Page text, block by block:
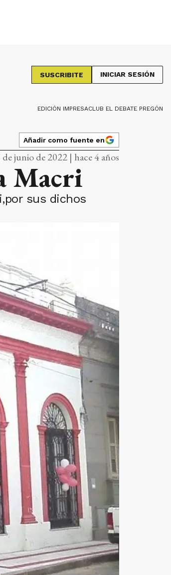
SUSCRIBITE INICIAR SESIÓN
EDICIÓN IMPRESACLUB EL DEBATE PREGÓN
Añadir como fuente en
de junio de 2022 | hace 4 años
Macri
sus dichos